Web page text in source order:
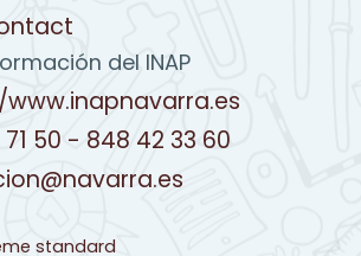
del INAP
50 - 848 42 33 60
standard